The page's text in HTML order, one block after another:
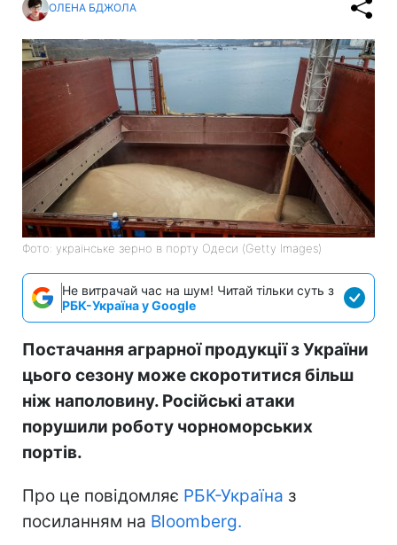
ОЛЕНА БДЖОЛА
Фото: українське зерно в порту Одеси (Getty Images)
Не витрачай час на шум! Читай тільки суть з
РБК-Україна у Google
Постачання аграрної продукції з України
цього сезону може скоротитися більш
ніж наполовину. Російські атаки
порушили роботу чорноморських
портів.
Про це повідомляє РБК-Україна з
посиланням на Bloomberg.